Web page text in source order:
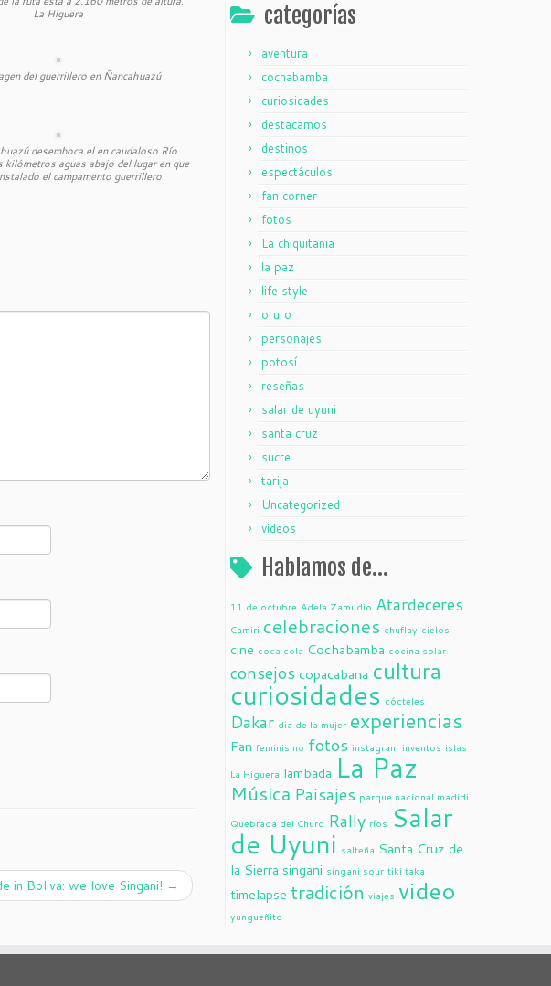
La Higuera
del guerrillero en Ñancahuazú
desemboca el en caudaloso Río
kilómetros aguas abajo del lugar en que
el campamento guerrillero
in Boliva: we love Singani! →
categorías
aventura
cochabamba
curiosidades
destacamos
destinos
espectáculos
fan corner
fotos
La chiquitania
la paz
life style
oruro
personajes
potosí
reseñas
salar de uyuni
santa cruz
sucre
tarija
Uncategorized
videos
Hablamos de…
11 de octubre Adela Zamudio Atardeceres
Camiri celebraciones chuflay cielos
cine coca cola Cochabamba cocina solar
consejos copacabana cultura
curiosidades cócteles
Dakar dia de la mujer experiencias
Fan feminismo fotos instagram inventos islas
La Higuera lambada La Paz
Música Paisajes parque nacional madidi
Quebrada del Churo Rally ríos Salar
de Uyuni salteña Santa Cruz de
la Sierra singani singani sour tiki taka
timelapse tradición viajes video
yungueñito